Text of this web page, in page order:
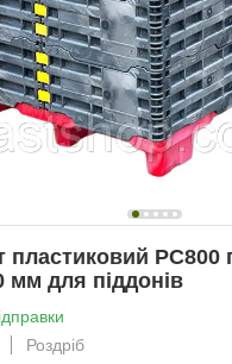
пластиковий PC800
мм для піддонів
Роздріб